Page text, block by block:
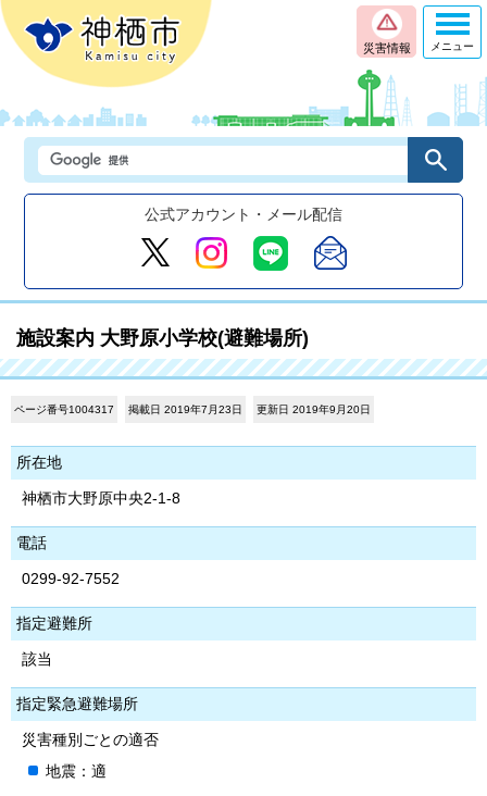
災害情報
公式アカウント・メール配信
メニュー
施設案内 大野原小学校(避難場所)
ページ番号1004317 掲載日 2019年7月23日 更新日 2019年9月20日
所在地
神栖市大野原中央2-1-8
電話
0299-92-7552
指定避難所
該当
指定緊急避難場所
災害種別ごとの適否
地震：適